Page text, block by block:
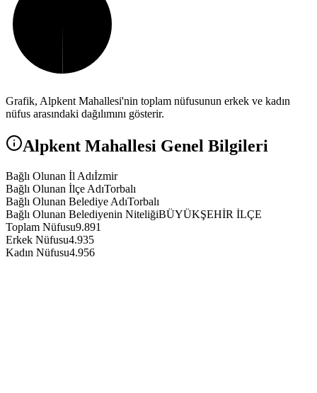
Grafik, Alpkent Mahallesi'nin toplam nüfusunun erkek ve kadın
nüfus arasındaki dağılımını gösterir.
Alpkent Mahallesi Genel Bilgileri
Bağlı Olunan İl Adıİzmir
Bağlı Olunan İlçe AdıTorbalı
Bağlı Olunan Belediye AdıTorbalı
Bağlı Olunan Belediyenin NiteliğiBÜYÜKŞEHİR İLÇE
Toplam Nüfusu9.891
Erkek Nüfusu4.935
Kadın Nüfusu4.956